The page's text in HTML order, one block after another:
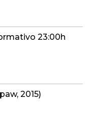
23:00h
2015)